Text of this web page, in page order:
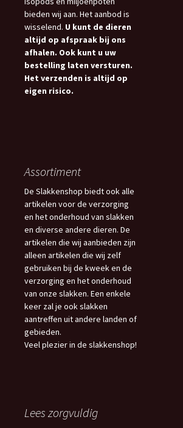
bieden wij aan. Het aanbod is
wisselend. U kunt de dieren
altijd op afspraak bij ons
afhalen. Ook kunt u uw
bestelling laten versturen.
Het verzenden is altijd op
eigen risico.
Assortiment
De Slakkenshop biedt ook alle
artikelen voor de verzorging
en het onderhoud van slakken
en diverse andere dieren. De
artikelen die wij aanbieden zijn
alleen artikelen die wij zelf
gebruiken bij de kweek en de
verzorging en het onderhoud
van onze slakken. Een enkele
keer zal je ook slakken
aantreffen uit andere landen of
gebieden.
Veel plezier in de slakkenshop!
Lees zorgvuldig